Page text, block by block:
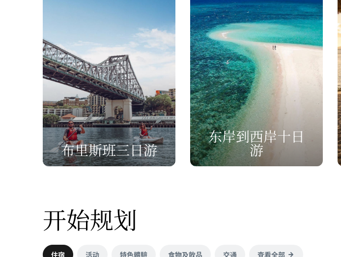
布里斯班三日游
东岸到西岸十日
游
开始规划
住宿 活动 特色體驗 食物及飲品 交通 查看全部